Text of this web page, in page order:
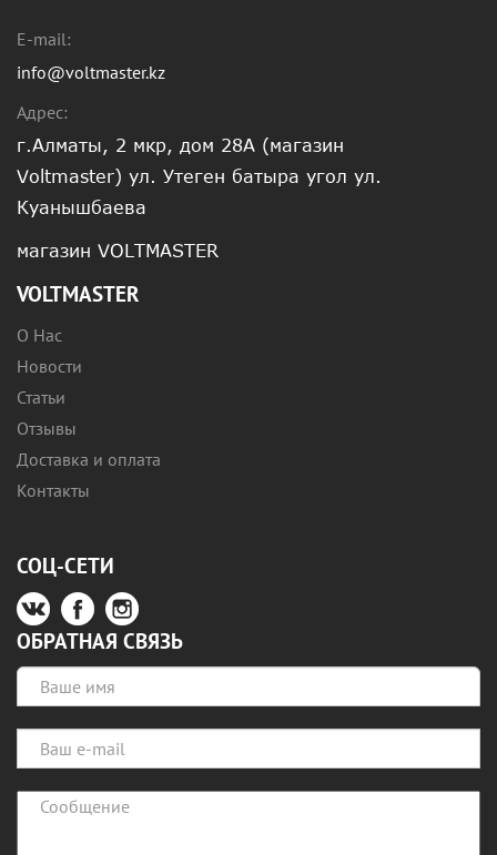
E-mail:
info@voltmaster.kz
Адрес:
г.Алматы, 2 мкр, дом 28А (магазин
Voltmaster) ул. Утеген батыра угол ул.
Куанышбаева
магазин VOLTMASTER
VOLTMASTER
О Нас
Новости
Статьи
Отзывы
Доставка и оплата
Контакты
СОЦ-СЕТИ
ОБРАТНАЯ СВЯЗЬ